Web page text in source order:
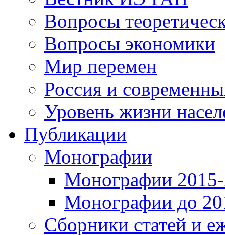
Вопросы
Вопросы экономики
Мир перемен
Россия и
Уровень жизни
Публикации
Монографии
Монографии 2015-
Монографии до
Сборники статей и